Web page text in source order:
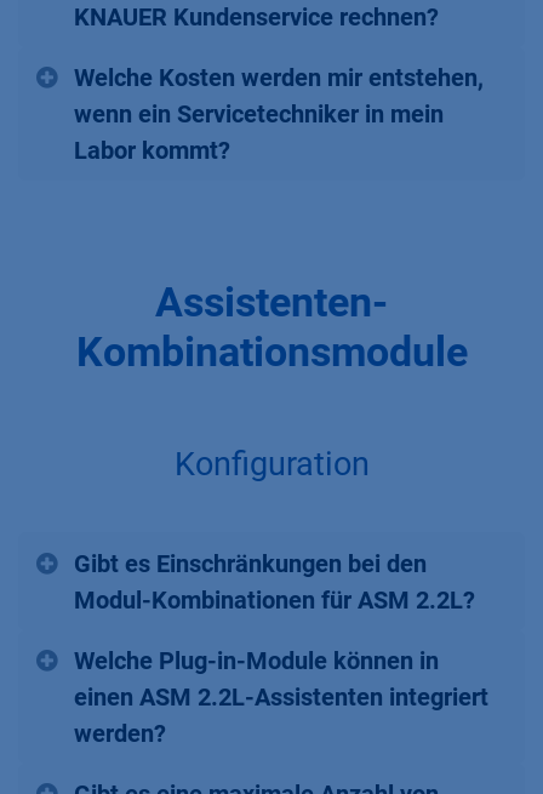
KNAUER Kundenservice rechnen?
Welche Kosten werden mir entstehen,
wenn ein Servicetechniker in mein
Labor kommt?
Assistenten-
Kombinationsmodule
Konfiguration
Gibt es Einschränkungen bei den
Modul-Kombinationen für ASM 2.2L?
Welche Plug-in-Module können in
einen ASM 2.2L-Assistenten integriert
werden?